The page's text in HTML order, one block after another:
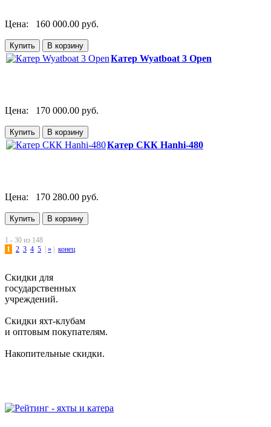
Цена: 160 000.00 руб.
Катер Wyatboat 3 Open
Цена: 170 000.00 руб.
Катер СКК Hanhi-480
Цена: 170 280.00 руб.
1 - 30 из 148
1
2 3 4 5 | » | конец
Скидки для
государственных
учреждений.
Скидки яхт-клубам
и оптовым покупателям.
Накопительные скидки.